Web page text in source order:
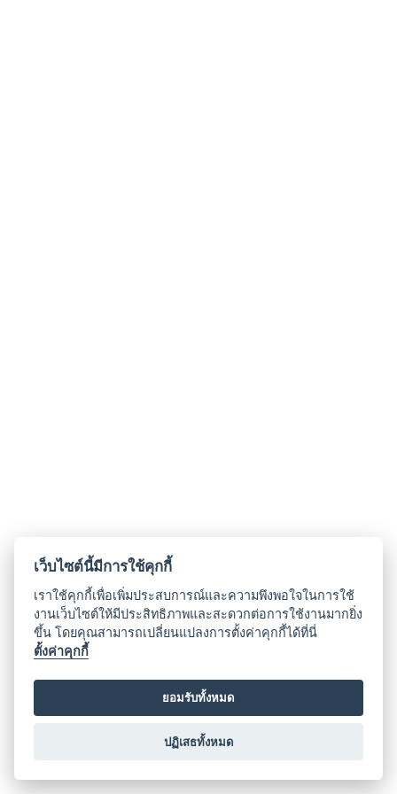
เว็บไซต์นี้มีการใช้คุกกี้
เราใช้คุกกี้เพื่อเพิ่มประสบการณ์และความพึงพอใจในการใช้
งานเว็บไซต์ให้มีประสิทธิภาพและสะดวกต่อการใช้งานมากยิ่ง
ขึ้น โดยคุณสามารถเปลี่ยนแปลงการตั้งค่าคุกกี้ได้ที่นี่
ตั้งค่าคุกกี้
ยอมรับทั้งหมด
ปฏิเสธทั้งหมด